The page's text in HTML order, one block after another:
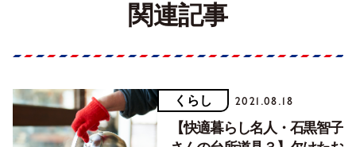
関連記事
くらし 2021.08.18
【快適暮らし名人・石黒智子